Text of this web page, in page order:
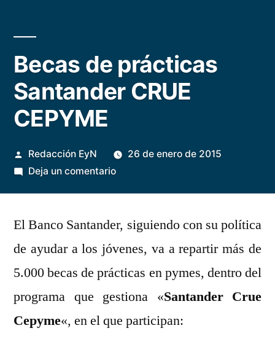
Becas de prácticas
Santander CRUE
CEPYME
Publicado
por
Redacción EyN
26 de enero de 2015
Deja un comentarioen
prácticas
CRUE
CEPYME
El Banco Santander, siguiendo con su política
de ayudar a los jóvenes, va a repartir más de
5.000 becas de prácticas en pymes, dentro del
programa que gestiona «Santander Crue
Cepyme«, en el que participan: